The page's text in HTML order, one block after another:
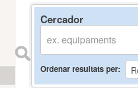
Cercador
Ordenar resultats per